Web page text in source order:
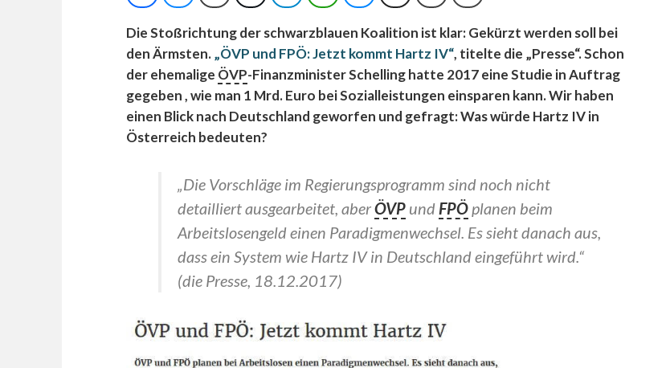
Die Stoßrichtung der schwarzblauen Koalition ist klar: Gekürzt werden soll bei
den Ärmsten.„ÖVP und FPÖ: Jetzt kommt Hartz IV“, titelte die „Presse“. Schon
der ehemalige ÖVP-Finanzminister Schelling hatte 2017 eine Studie in Auftrag
gegeben , wie man 1 Mrd. Euro bei Sozialleistungen einsparen kann. Wir haben
einen Blick nach Deutschland geworfen und gefragt: Was würde Hartz IV in
Österreich bedeuten?
„Die Vorschläge im Regierungsprogramm sind noch nicht
detailliert ausgearbeitet, aberÖVP undFPÖ planen beim
Arbeitslosengeld einen Paradigmenwechsel. Es sieht danach aus,
dass ein System wie Hartz IV in Deutschland eingeführt wird.“
(die Presse, 18.12.2017)